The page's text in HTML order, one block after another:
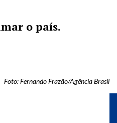
o país.
Foto: Fernando Frazão/Agência Brasil